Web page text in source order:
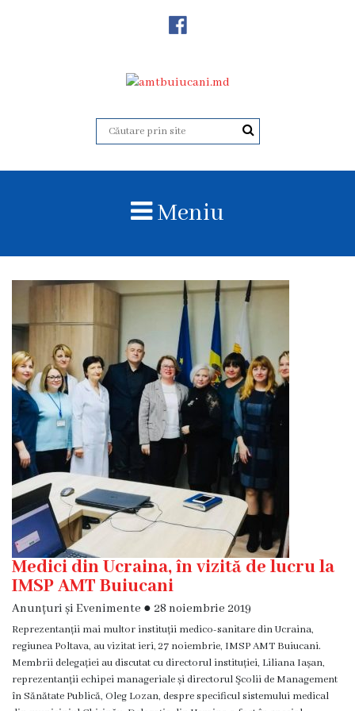
Acreditare
administrativă
Subdiviziuni
Centrul
Diagnostic
Secția
Medicină
de
Familie
1
Secția
Medicină
de
Familie
2
Centrul
Sănătății
Femeii
AMT
Buiucani
Meniu
Medici din Ucraina, în vizită de lucru la
IMSP AMT Buiucani
Anunțuri și Evenimente ● 28 noiembrie 2019
Reprezentanții mai multor instituții medico-sanitare din Ucraina,
regiunea Poltava, au vizitat ieri, 27 noiembrie, IMSP AMT Buiucani.
Membrii delegației au discutat cu directorul instituției, Liliana Iașan,
reprezentanții echipei manageriale și directorul Şcolii de Management
în Sănătate Publică, Oleg Lozan, despre specificul sistemului medical